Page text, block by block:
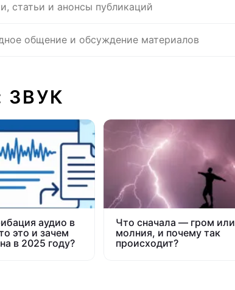
статьи и анонсы публикаций
общение и обсуждение материалов
ЗВУК
аудио в
это и зачем
в 2025 году?
Что сначала — гром или
молния, и почему так
происходит?